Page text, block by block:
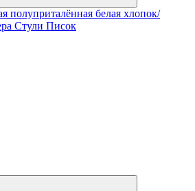
полуприталённая белая хлопок/
Стули Писок